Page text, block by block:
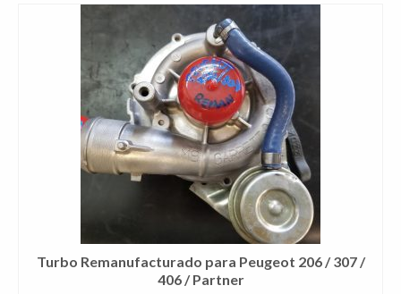
Turbo Remanufacturado para Peugeot 206 / 307 /
406 / Partner